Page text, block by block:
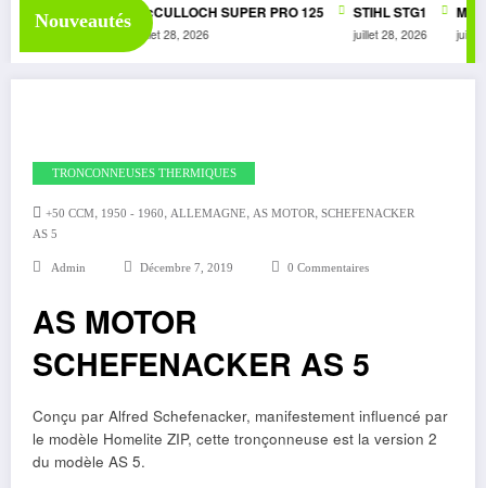
Nouveautés
AUTOMATIC McCULLOCH SUPER PRO 125
juillet 28, 2026
STIHL STG1
juillet 28, 2026 juin 3,
TRONCONNEUSES THERMIQUES
+50 CCM, 1950 - 1960, ALLEMAGNE, AS MOTOR, SCHEFENACKER
AS 5
Admin Décembre 7, 2019 0 Commentaires
AS MOTOR
SCHEFENACKER AS 5
Conçu par Alfred Schefenacker, manifestement influencé par
le modèle Homelite ZIP, cette tronçonneuse est la version 2
du modèle AS 5.